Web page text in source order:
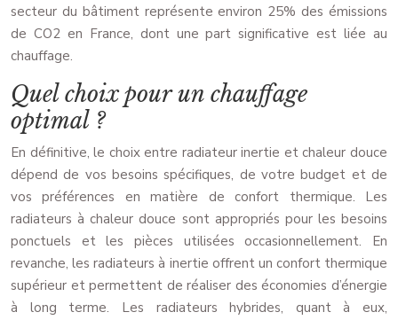
secteur du bâtiment représente environ 25% des émissions
de CO2 en France, dont une part significative est liée au
chauffage.
Quel choix pour un chauffage
optimal ?
En définitive, le choix entre radiateur inertie et chaleur douce
dépend de vos besoins spécifiques, de votre budget et de
vos préférences en matière de confort thermique. Les
radiateurs à chaleur douce sont appropriés pour les besoins
ponctuels et les pièces utilisées occasionnellement. En
revanche, les radiateurs à inertie offrent un confort thermique
supérieur et permettent de réaliser des économies d’énergie
à long terme. Les radiateurs hybrides, quant à eux,